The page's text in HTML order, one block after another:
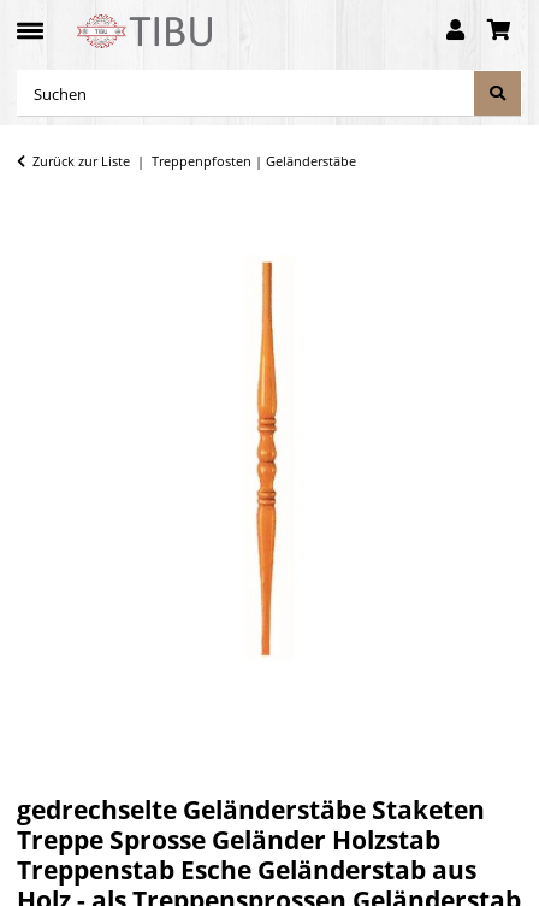
Zurück zur Liste Treppenpfosten | Geländerstäbe
gedrechselte Geländerstäbe Staketen
Treppe Sprosse Geländer Holzstab
Treppenstab Esche Geländerstab aus